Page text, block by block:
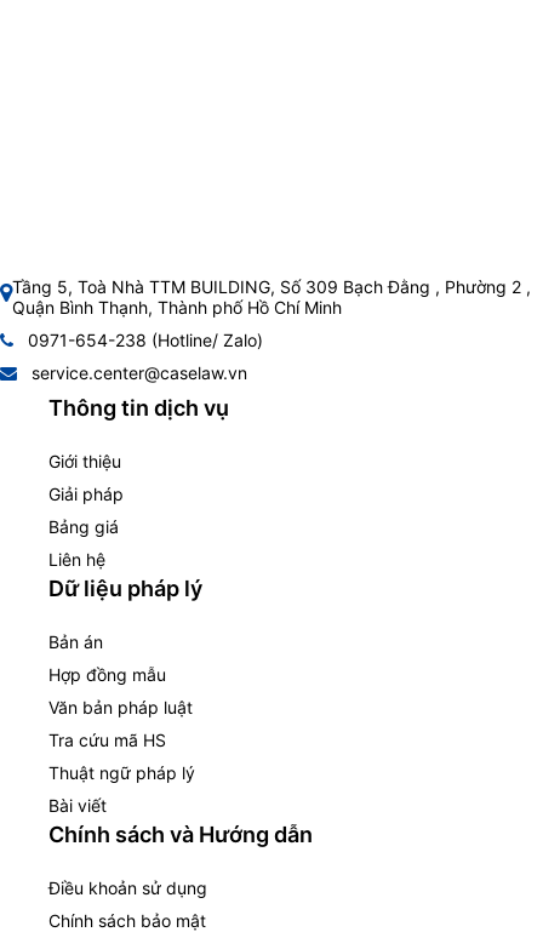
Tầng 5, Toà Nhà TTM BUILDING, Số 309 Bạch Đằng , Phường 2 ,
Quận Bình Thạnh, Thành phố Hồ Chí Minh
0971-654-238 (Hotline/ Zalo)
service.center@caselaw.vn
Thông tin dịch vụ
Giới thiệu
Giải pháp
Bảng giá
Liên hệ
Dữ liệu pháp lý
Bản án
Hợp đồng mẫu
Văn bản pháp luật
Tra cứu mã HS
Thuật ngữ pháp lý
Bài viết
Chính sách và Hướng dẫn
Điều khoản sử dụng
Chính sách bảo mật